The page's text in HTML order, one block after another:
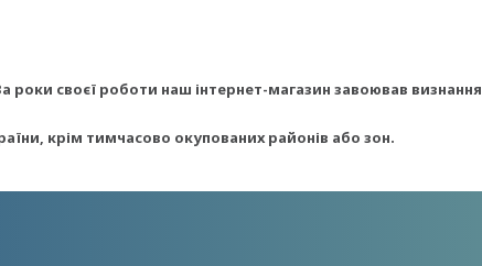
роки своєї роботи наш інтернет-магазин завоював визнання
крім тимчасово окупованих районів або зон.